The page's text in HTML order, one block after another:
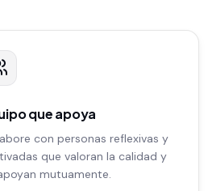
que apoya
con personas reflexivas y
que valoran la calidad y
mutuamente.